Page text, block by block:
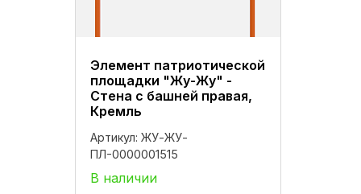
Элемент патриотической
площадки "Жу-Жу" -
Стена с башней правая,
Кремль
Артикул: ЖУ-ЖУ-
ПЛ-0000001515
В наличии